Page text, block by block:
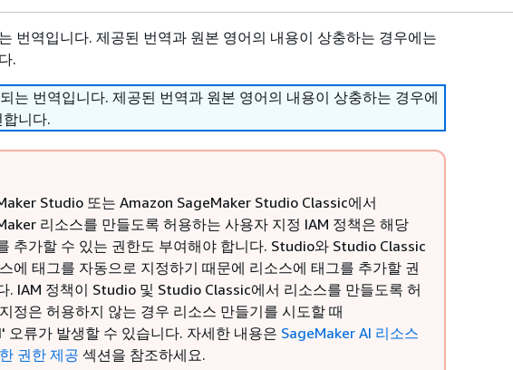
번역입니다. 제공된 번역과 원본 영어의 내용이 상충하는 경우에는
.
는 번역입니다. 제공된 번역과 원본 영어의 내용이 상충하는 경우에
니다.
Studio 또는 Amazon SageMaker Studio Classic에서
리소스를 만들도록 허용하는 사용자 지정 IAM 정책은 해당
추가할 수 있는 권한도 부여해야 합니다. Studio와 Studio Classic
에 태그를 자동으로 지정하기 때문에 리소스에 태그를 추가할 권
. IAM 정책이 Studio 및 Studio Classic에서 리소스를 만들도록 허
정은 허용하지 않는 경우 리소스 만들기를 시도할 때
오류가 발생할 수 있습니다. 자세한 내용은 SageMaker AI 리소스
권한 제공 섹션을 참조하세요.